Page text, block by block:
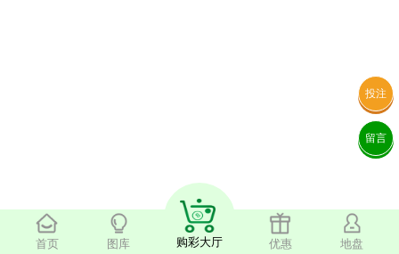
首页 图库 购彩大厅 优惠 地盘
投注
留言